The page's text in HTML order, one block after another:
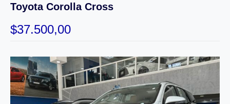
Toyota Corolla Cross
$37.500,00